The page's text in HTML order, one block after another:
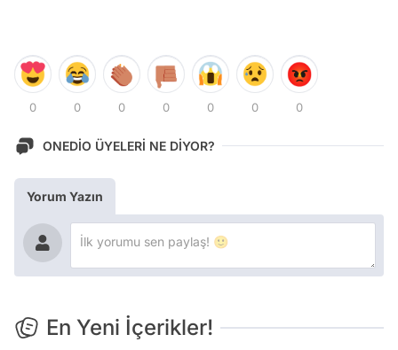
0 0 0 0 0 0 0
ONEDİO ÜYELERİ NE DİYOR?
Yorum Yazın
En Yeni İçerikler!